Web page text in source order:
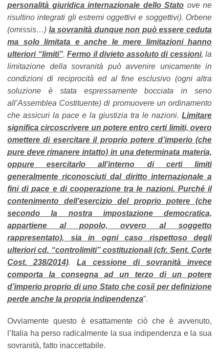
personalità giuridica internazionale dello Stato ove ne
risultino integrati gli estremi oggettivi e soggettivi). Orbene
(omissis…) la sovranità dunque non può essere ceduta
ma solo limitata e anche le mere limitazioni hanno
ulteriori “limiti”. Fermo il divieto assoluto di cessioni, la
limitazione della sovranità può avvenire unicamente in
condizioni di reciprocità ed al fine esclusivo (ogni altra
soluzione è stata espressamente bocciata in seno
all’Assemblea Costituente) di promuovere un ordinamento
che assicuri la pace e la giustizia tra le nazioni. Limitare
significa circoscrivere un potere entro certi limiti, overo
omettere di esercitare il proprio potere d’imperio (che
pure deve rimanere intatto) in una determinata materia,
oppure esercitarlo all’interno di certi limiti
generalmente riconosciuti dal diritto internazionale a
fini di pace e di cooperazione tra le nazioni. Purché il
contenimento dell’esercizio del proprio potere (che
secondo la nostra impostazione democratica,
appartiene al popolo, ovvero al soggetto
rappresentato), sia in ogni caso rispettoso degli
ulteriori cd. “controlimiti” costituzionali (cfr. Sent. Corte
Cost. 238/2014).La cessione di sovranità invece
comporta la consegna ad un terzo di un potere
d’imperio proprio di uno Stato che cosiì per definizione
perde anche la propria indipendenza”.
Ovviamente questo è esattamente ciò che è avvenuto,
l’Italia ha perso radicalmente la sua indipendenza e la sua
sovranità, fatto inaccettabile.